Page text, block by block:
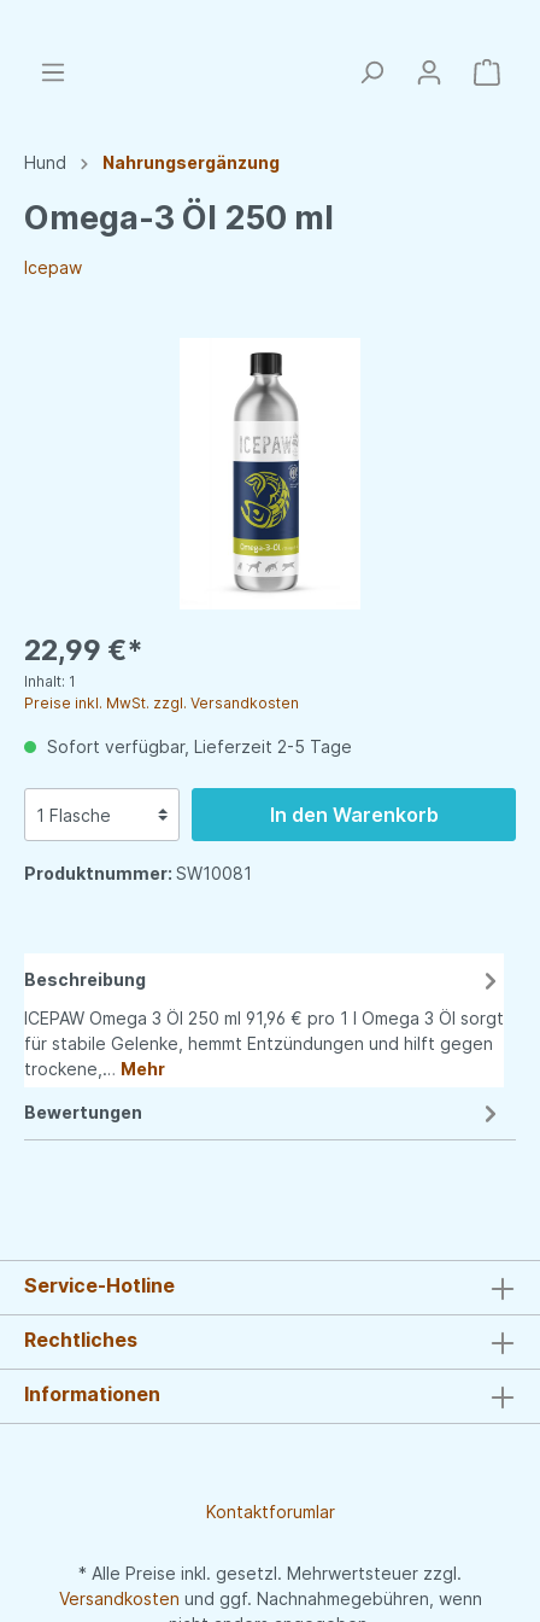
Hund Nahrungsergänzung
Omega-3 Öl 250 ml
Icepaw
22,99 €*
Inhalt: 1
Preise inkl. MwSt. zzgl. Versandkosten
Sofort verfügbar, Lieferzeit 2-5 Tage
In den Warenkorb
Produktnummer: SW10081
Beschreibung
ICEPAW Omega 3 Öl 250 ml 91,96 € pro 1 l Omega 3 Öl sorgt
für stabile Gelenke, hemmt Entzündungen und hilft gegen
trockene,… Mehr
Bewertungen
Service-Hotline
Rechtliches
Informationen
Kontaktforumlar
* Alle Preise inkl. gesetzl. Mehrwertsteuer zzgl.
Versandkosten und ggf. Nachnahmegebühren, wenn